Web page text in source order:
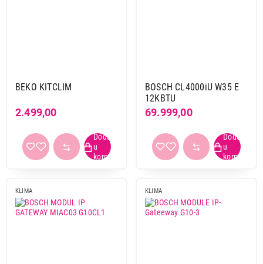
BEKO KITCLIM
2.499,00
BOSCH CL4000iU W35 E
12KBTU
69.999,00
KLIMA KLIMA